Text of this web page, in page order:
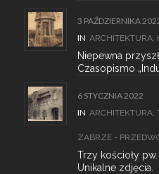
3 PAŹDZIERNIKA
IN ARCHITEKTURA,
Niepewna
Czasopismo
6 STYCZNIA 2022
IN ARCHITEKTURA,
ZABRZE -
Trzy kościoły
Unikalne zdjęcia.